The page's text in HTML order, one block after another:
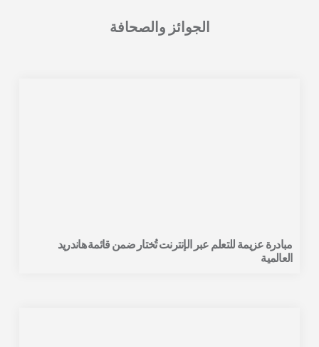
الجوائز والصحافة
مبادرة عزيمة للتعلم عبر الإنترنت تُختار ضمن قائمة هاندريد
العالمية